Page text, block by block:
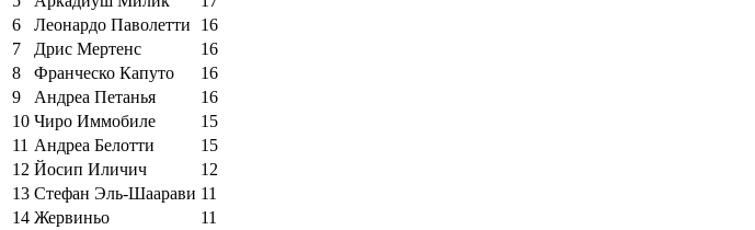
6
Леонардо Паволетти
16
7
Дрис Мертенс
16
8
Франческо Капуто
16
9
Андреа Петанья
16
10 Чиро Иммобиле
15
11 Андреа Белотти
15
12 Йосип Иличич
12
13 Стефан Эль-Шаарави 11
14 Жервиньо
11